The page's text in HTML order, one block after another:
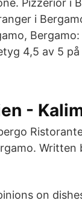
Pizzerior i
i
4,5 av 5
-
Written
on